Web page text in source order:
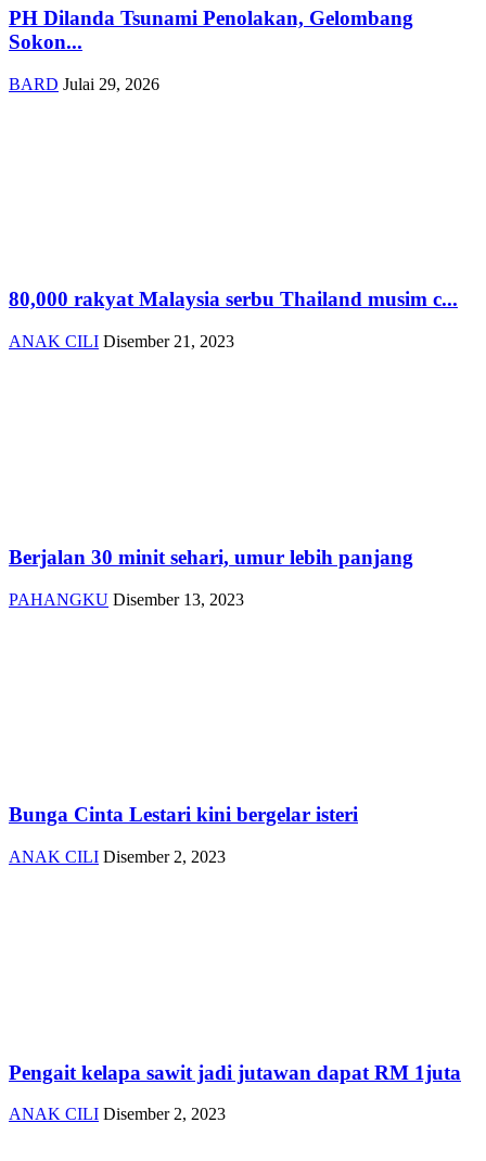
PH Dilanda Tsunami Penolakan, Gelombang
Sokon...
BARD Julai 29, 2026
80,000 rakyat Malaysia serbu Thailand musim c...
ANAK CILI Disember 21, 2023
Berjalan 30 minit sehari, umur lebih panjang
PAHANGKU Disember 13, 2023
Bunga Cinta Lestari kini bergelar isteri
ANAK CILI Disember 2, 2023
Pengait kelapa sawit jadi jutawan dapat RM 1juta
ANAK CILI Disember 2, 2023